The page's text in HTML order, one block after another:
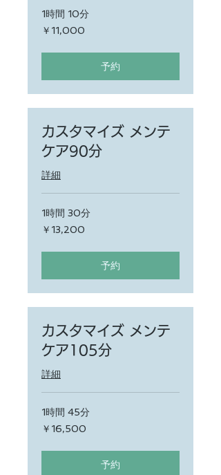
1時間 10分
11,000
円
￥11,000
予約
カスタマイズ メンテ
ケア90分
詳細
1時間 30分
13,200
円
￥13,200
予約
カスタマイズ メンテ
ケア105分
詳細
1時間 45分
16,500
円
￥16,500
予約